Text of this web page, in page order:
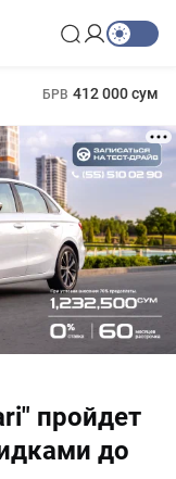
1 271 000 сум
пройдет
до